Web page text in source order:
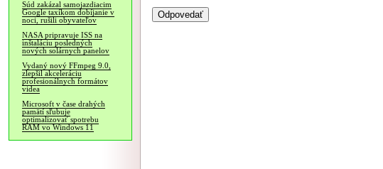
Súd zakázal samojazdiacim
Google taxíkom dobíjanie v
noci, rušili obyvateľov
NASA pripravuje ISS na
inštaláciu posledných
nových solárnych panelov
Vydaný nový FFmpeg 9.0,
zlepšil akceleráciu
profesionálnych formátov
videa
Microsoft v čase drahých
pamätí sľubuje
optimalizovať spotrebu
RAM vo Windows 11